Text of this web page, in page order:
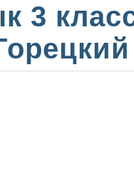
3